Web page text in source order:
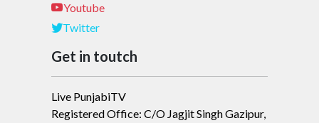
Youtube
Twitter
Get in toutch
Live PunjabiTV
Registered Office: C/O Jagjit Singh Gazipur,